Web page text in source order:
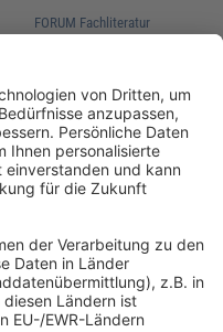
FORUM Fachliteratur